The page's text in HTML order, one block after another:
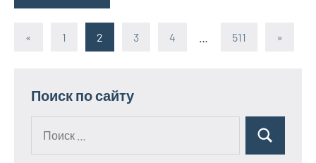
Пагинация
«
Предыдущие
1 2 3 4 511 »
Поиск по сайту
Поиск